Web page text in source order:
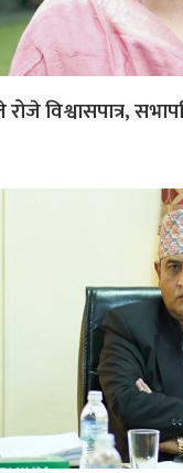
विश्वासपात्र,